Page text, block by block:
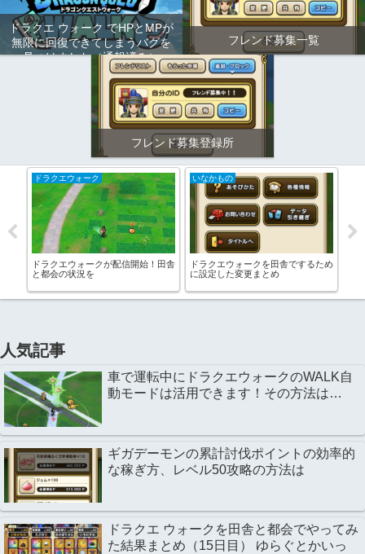
ドラクエ ウォーク でHPとMPが
無限に回復できてしまうバグを
見つけました（通報済み）
フレンド募集一覧
フレンド募集登録所
ドラクエウォーク
ドラクエウォークが配信開始！田舎
と都会の状況を
いなかもの
ドラクエウォークを田舎でするため
に設定した変更まとめ
人気記事
車で運転中にドラクエウォークのWALK自
動モードは活用できます！その方法は…
ギガデーモンの累計討伐ポイントの効率的
な稼ぎ方、レベル50攻略の方法は
ドラクエ ウォークを田舎と都会でやってみ
た結果まとめ（15日目） ゆらぐとかいっ